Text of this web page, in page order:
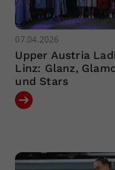
07.04.2026
Upper Austria
Linz: Glanz,
und Stars